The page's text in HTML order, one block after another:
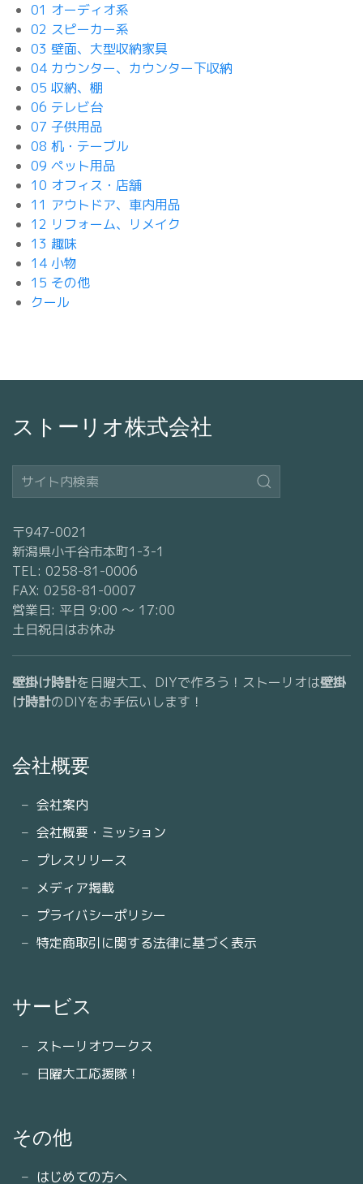
01 オーディオ系
02 スピーカー系
03 壁面、大型収納家具
04 カウンター、カウンター下収納
05 収納、棚
06 テレビ台
07 子供用品
08 机・テーブル
09 ペット用品
10 オフィス・店舗
11 アウトドア、車内用品
12 リフォーム、リメイク
13 趣味
14 小物
15 その他
クール
ストーリオ株式会社
〒947-0021
新潟県小千谷市本町1-3-1
TEL: 0258-81-0006
FAX: 0258-81-0007
営業日: 平日 9:00 〜 17:00
土日祝日はお休み
壁掛け時計を日曜大工、DIYで作ろう！ストーリオは壁掛
け時計のDIYをお手伝いします！
会社概要
会社案内
会社概要・ミッション
プレスリリース
メディア掲載
プライバシーポリシー
特定商取引に関する法律に基づく表示
サービス
ストーリオワークス
日曜大工応援隊！
その他
はじめての方へ